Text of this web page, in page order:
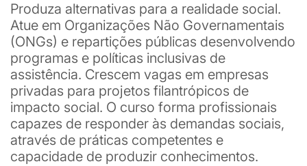
Produza alternativas para a realidade social.
Atue em Organizações Não Governamentais
(ONGs) e repartições públicas desenvolvendo
programas e políticas inclusivas de
assistência. Crescem vagas em empresas
privadas para projetos filantrópicos de
impacto social. O curso forma profissionais
capazes de responder às demandas sociais,
através de práticas competentes e
capacidade de produzir conhecimentos.